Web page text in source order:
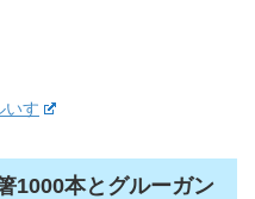
いす
1000本とグルーガン